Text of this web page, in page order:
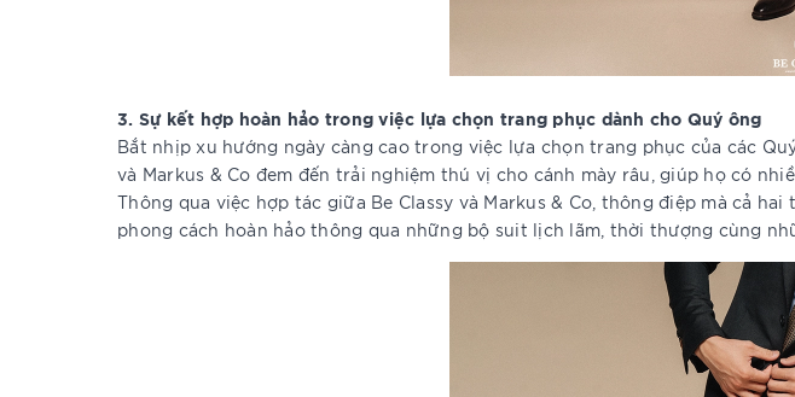
3. Sự kết hợp hoàn hảo trong việc lựa chọn trang phục dành cho Quý ông
Bắt nhịp xu hướng ngày càng cao trong việc lựa chọn trang phục của các
và Markus & Co đem đến trải nghiệm thú vị cho cánh mày râu, giúp họ có
Thông qua việc hợp tác giữa Be Classy và Markus & Co, thông điệp mà cả
phong cách hoàn hảo thông qua những bộ suit lịch lãm, thời thượng cùng